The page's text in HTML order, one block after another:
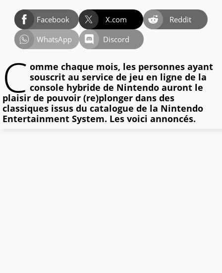
Facebook X.com
Reddit
WhatsApp
Discord
C omme chaque mois, les personnes ayant
souscrit au service de jeu en ligne de la
console hybride de Nintendo auront le
plaisir de pouvoir (re)plonger dans des
classiques issus du catalogue de la Nintendo
Entertainment System. Les voici annoncés.